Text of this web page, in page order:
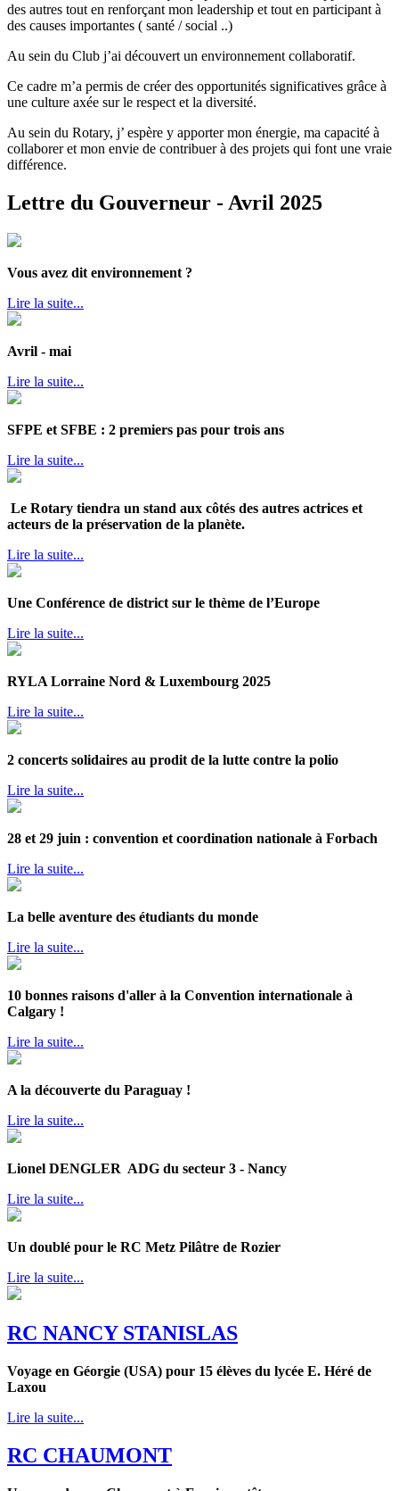
des autres tout en renforçant mon leadership et tout en participant à
des causes importantes ( santé / social ..)
Au sein du Club j’ai découvert un environnement collaboratif.
Ce cadre m’a permis de créer des opportunités significatives grâce à
une culture axée sur le respect et la diversité.
Au sein du Rotary, j’ espère y apporter mon énergie, ma capacité à
collaborer et mon envie de contribuer à des projets qui font une vraie
différence.
Lettre du Gouverneur - Avril 2025
Vous avez dit environnement ?
Lire la suite...
Avril - mai
Lire la suite...
SFPE et SFBE : 2 premiers pas pour trois ans
Lire la suite...
Le Rotary tiendra un stand aux côtés des autres actrices et
acteurs de la préservation de la planète.
Lire la suite...
Une Conférence de district sur le thème de l’Europe
Lire la suite...
RYLA Lorraine Nord & Luxembourg 2025
Lire la suite...
2 concerts solidaires au prodit de la lutte contre la polio
Lire la suite...
28 et 29 juin : convention et coordination nationale à Forbach
Lire la suite...
La belle aventure des étudiants du monde
Lire la suite...
10 bonnes raisons d'aller à la Convention internationale à
Calgary !
Lire la suite...
A la découverte du Paraguay !
Lire la suite...
Lionel DENGLER ADG du secteur 3 - Nancy
Lire la suite...
Un doublé pour le RC Metz Pilâtre de Rozier
Lire la suite...
RC NANCY STANISLAS
Voyage en Géorgie (USA) pour 15 élèves du lycée E. Héré de
Laxou
Lire la suite...
RC CHAUMONT